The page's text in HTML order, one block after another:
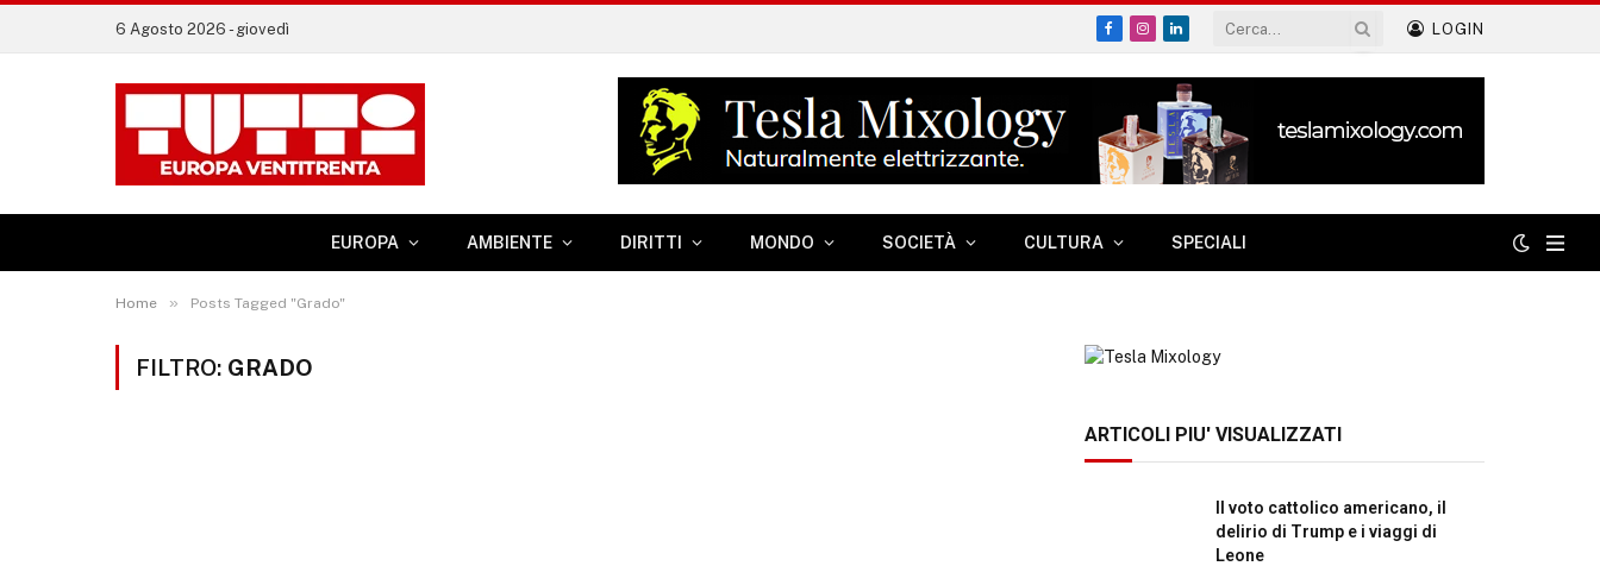
6 Agosto 2026 - giovedì
Facebook
Instagram
LinkedIn
LOGIN
EUROPA AMBIENTE DIRITTI MONDO SOCIETÀ CULTURA SPECIALI
Home » Posts Tagged "Grado"
FILTRO: GRADO
ARTICOLI PIU' VISUALIZZATI
Il voto cattolico americano, il
delirio di Trump e i viaggi di
Leone